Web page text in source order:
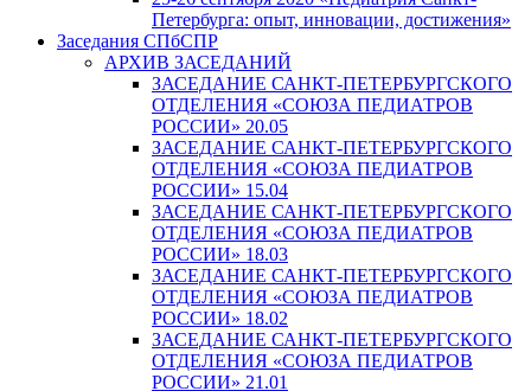
Петербурга: опыт, инновации, достижения»
Заседания СПбСПР
АРХИВ ЗАСЕДАНИЙ
ЗАСЕДАНИЕ САНКТ-ПЕТЕРБУРГСКОГО
ОТДЕЛЕНИЯ «СОЮЗА ПЕДИАТРОВ
РОССИИ» 20.05
ЗАСЕДАНИЕ САНКТ-ПЕТЕРБУРГСКОГО
ОТДЕЛЕНИЯ «СОЮЗА ПЕДИАТРОВ
РОССИИ» 15.04
ЗАСЕДАНИЕ САНКТ-ПЕТЕРБУРГСКОГО
ОТДЕЛЕНИЯ «СОЮЗА ПЕДИАТРОВ
РОССИИ» 18.03
ЗАСЕДАНИЕ САНКТ-ПЕТЕРБУРГСКОГО
ОТДЕЛЕНИЯ «СОЮЗА ПЕДИАТРОВ
РОССИИ» 18.02
ЗАСЕДАНИЕ САНКТ-ПЕТЕРБУРГСКОГО
ОТДЕЛЕНИЯ «СОЮЗА ПЕДИАТРОВ
РОССИИ» 21.01